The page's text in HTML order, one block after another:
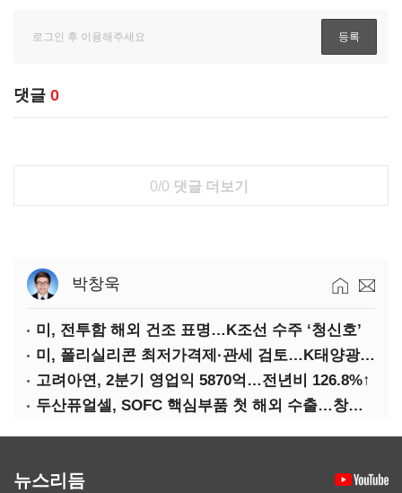
댓글 0
0/0 댓글 더보기
박창욱
미, 전투함 해외 건조 표명…K조선 수주 ‘청신호’
미, 폴리실리콘 최저가격제·관세 검토…K태양광 입지 확대 기대
고려아연, 2분기 영업익 5870억…전년비 126.8%↑
두산퓨얼셀, SOFC 핵심부품 첫 해외 수출…창사 이래 최대 규모
뉴스리듬